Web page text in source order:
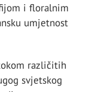
i floralnim
umjetnost
različitih
svjetskog